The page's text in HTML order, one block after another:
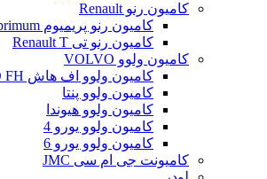
کامیون رنو Renault
کامیون رنو پریمیوم Renault primum
کامیون رنو تی Renault T
کامیون ولوو VOLVO
کامیون ولوو اف هاش VOLVO FH
کامیون ولوو پنتا
کامیون ولوو هیوندا
کامیون ولوو یورو 4
کامیون ولوو یورو 6
کامیونت جی ام سی JMC